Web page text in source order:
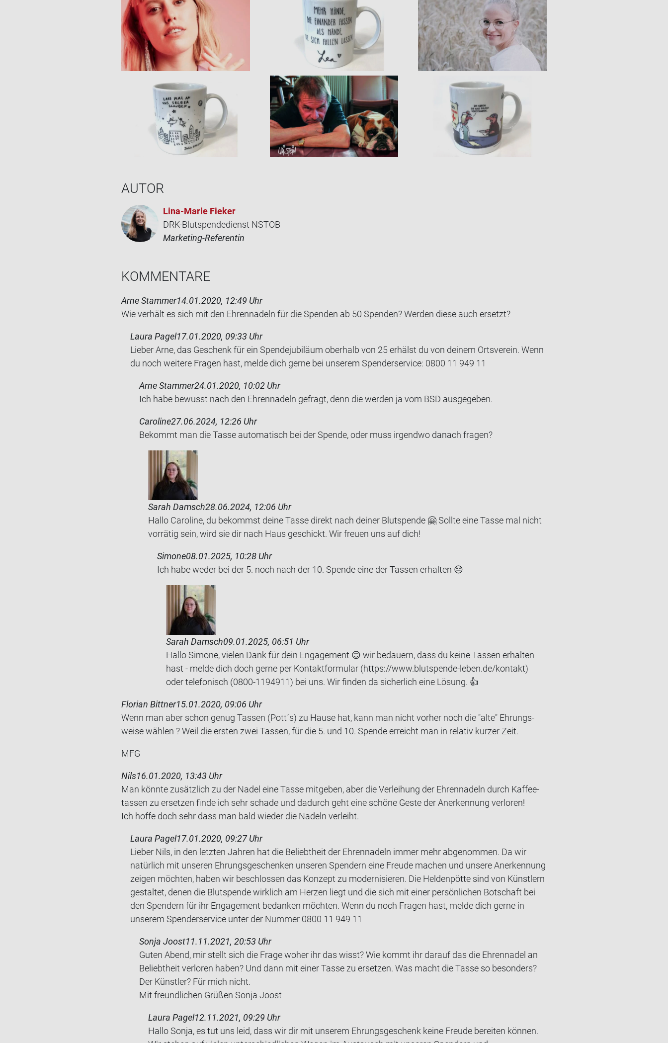
AUTOR
Lina-​Marie Fie­ker
DRK-Blutspendedienst NSTOB
Marketing-Referentin
KOM­MEN­TA­RE
Arne Stammer14.01.2020, 12:49 Uhr
Wie ver­hält es sich mit den Eh­ren­na­deln für die Spen­den ab 50 Spen­den? Wer­den diese auch er­setzt?
Laura Pagel17.01.2020, 09:33 Uhr
Lieber Arne, das Geschenk für ein Spendejubiläum oberhalb von 25 erhälst du von deinem Ortsverein. Wenn
du noch weitere Fragen hast, melde dich gerne bei unserem Spenderservice: 0800 11 949 11
Arne Stammer24.01.2020, 10:02 Uhr
Ich habe be­wusst nach den Eh­ren­na­deln ge­fragt, denn die wer­den ja vom BSD aus­ge­ge­ben.
Caroline27.06.2024, 12:26 Uhr
Be­kommt man die Tasse au­to­ma­tisch bei der Spen­de, oder muss ir­gend­wo da­nach fra­gen?
Sarah Damsch28.06.2024, 12:06 Uhr
Hallo Caroline, du bekommst deine Tasse direkt nach deiner Blutspende 🤗 Sollte eine Tasse mal nicht
vorrätig sein, wird sie dir nach Haus geschickt. Wir freuen uns auf dich!
Simone08.01.2025, 10:28 Uhr
Ich habe weder bei der 5. noch nach der 10. Spen­de eine der Tas­sen er­hal­ten 😔
Sarah Damsch09.01.2025, 06:51 Uhr
Hallo Simone, vielen Dank für dein Engagement 😊 wir bedauern, dass du keine Tassen erhalten
hast - melde dich doch gerne per Kontaktformular (https://www.blutspende-leben.de/kontakt)
oder telefonisch (0800-1194911) bei uns. Wir finden da sicherlich eine Lösung. 👍
Florian Bittner15.01.2020, 09:06 Uhr
Wenn man aber schon genug Tas­sen (Pott´s) zu Hause hat, kann man nicht vor­her noch die "alte" Eh­rungs­
wei­se wäh­len ? Weil die ers­ten zwei Tas­sen, für die 5. und 10. Spen­de er­reicht man in re­la­tiv kur­zer Zeit.
MFG
Nils16.01.2020, 13:43 Uhr
Man könn­te zu­sätz­lich zu der Nadel eine Tasse mit­ge­ben, aber die Ver­lei­hung der Eh­ren­na­deln durch Kaf­fee­
tas­sen zu er­set­zen finde ich sehr scha­de und da­durch geht eine schö­ne Geste der An­er­ken­nung ver­lo­ren!
Ich hoffe doch sehr dass man bald wie­der die Na­deln ver­leiht.
Laura Pagel17.01.2020, 09:27 Uhr
Lieber Nils, in den letzten Jahren hat die Beliebtheit der Ehrennadeln immer mehr abgenommen. Da wir
natürlich mit unseren Ehrungsgeschenken unseren Spendern eine Freude machen und unsere Anerkennung
zeigen möchten, haben wir beschlossen das Konzept zu modernisieren. Die Heldenpötte sind von Künstlern
gestaltet, denen die Blutspende wirklich am Herzen liegt und die sich mit einer persönlichen Botschaft bei
den Spendern für ihr Engagement bedanken möchten. Wenn du noch Fragen hast, melde dich gerne in
unserem Spenderservice unter der Nummer 0800 11 949 11
Sonja Joost11.11.2021, 20:53 Uhr
Guten Abend, mir stellt sich die Frage woher ihr das wisst? Wie kommt ihr dar­auf das die Eh­ren­na­del an
Be­liebt­heit ver­lo­ren haben? Und dann mit einer Tasse zu er­set­zen. Was macht die Tasse so be­son­ders?
Der Künst­ler? Für mich nicht.
Mit freund­li­chen Grü­ßen Sonja Joost
Laura Pagel12.11.2021, 09:29 Uhr
Hallo Sonja, es tut uns leid, dass wir dir mit unserem Ehrungsgeschenk keine Freude bereiten können.